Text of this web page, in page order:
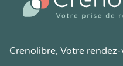
Crenolibre, Votre